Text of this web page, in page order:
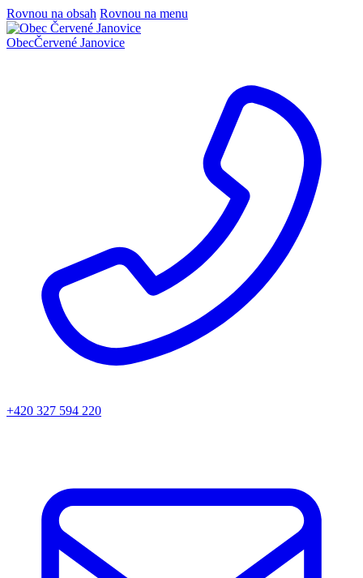
Rovnou na obsah Rovnou na menu
ObecČervené Janovice
+420 327 594 220